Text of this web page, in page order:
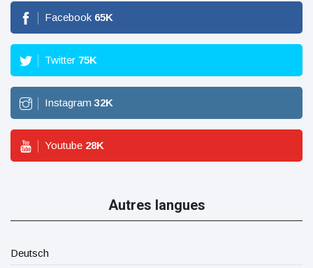
Facebook 65K
Twitter 75K
Instagram 32K
Youtube 28K
Autres langues
Deutsch